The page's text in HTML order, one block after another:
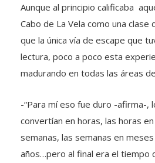
Aunque al principio calificaba
Cabo de La Vela como una clase
que la única vía de escape que
lectura, poco a poco esta
madurando en todas las áreas
-“Para mí eso fue duro -afirma-,
convertían en horas, las horas
semanas, las semanas en
años…pero al final era el tiempo